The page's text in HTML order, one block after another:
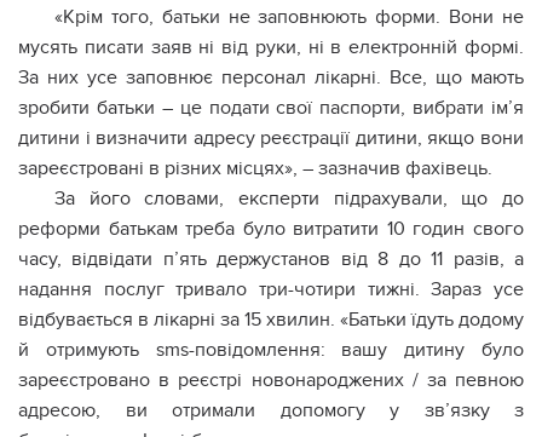
«Крім того, батьки не заповнюють форми. Вони не
мусять писати заяв ні від руки, ні в електронній формі.
За них усе заповнює персонал лікарні. Все, що мають
зробити батьки – це подати свої паспорти, вибрати ім’я
дитини і визначити адресу реєстрації дитини, якщо вони
зареєстровані в різних місцях», – зазначив фахівець.
За його словами, експерти підрахували, що до
реформи батькам треба було витратити 10 годин свого
часу, відвідати п’ять держустанов від 8 до 11 разів, а
надання послуг тривало три-чотири тижні. Зараз усе
відбувається в лікарні за 15 хвилин. «Батьки їдуть додому
й отримують sms-повідомлення: вашу дитину було
зареєстровано в реєстрі новонароджених / за певною
адресою, ви отримали допомогу у зв’язку з